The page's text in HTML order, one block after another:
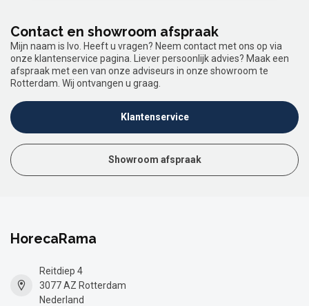
Contact en showroom afspraak
Mijn naam is Ivo. Heeft u vragen? Neem contact met ons op via
onze klantenservice pagina. Liever persoonlijk advies? Maak een
afspraak met een van onze adviseurs in onze showroom te
Rotterdam. Wij ontvangen u graag.
Klantenservice
Showroom afspraak
HorecaRama
Reitdiep 4
3077 AZ Rotterdam
Nederland